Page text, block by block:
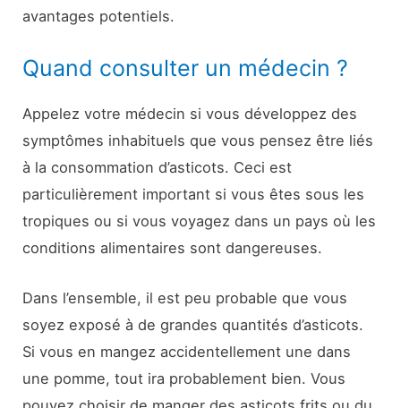
avantages potentiels.
Quand consulter un médecin ?
Appelez votre médecin si vous développez des
symptômes inhabituels que vous pensez être liés
à la consommation d’asticots. Ceci est
particulièrement important si vous êtes sous les
tropiques ou si vous voyagez dans un pays où les
conditions alimentaires sont dangereuses.
Dans l’ensemble, il est peu probable que vous
soyez exposé à de grandes quantités d’asticots.
Si vous en mangez accidentellement une dans
une pomme, tout ira probablement bien. Vous